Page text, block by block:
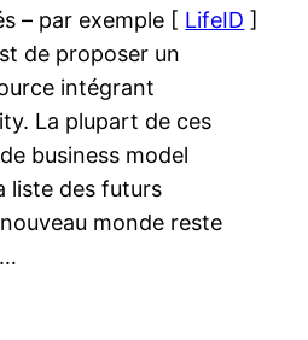
– par exemple [ LifeID ]
de proposer un
intégrant
La plupart de ces
business model
liste des futurs
monde reste